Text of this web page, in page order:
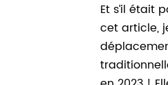
Et s’il était
cet article,